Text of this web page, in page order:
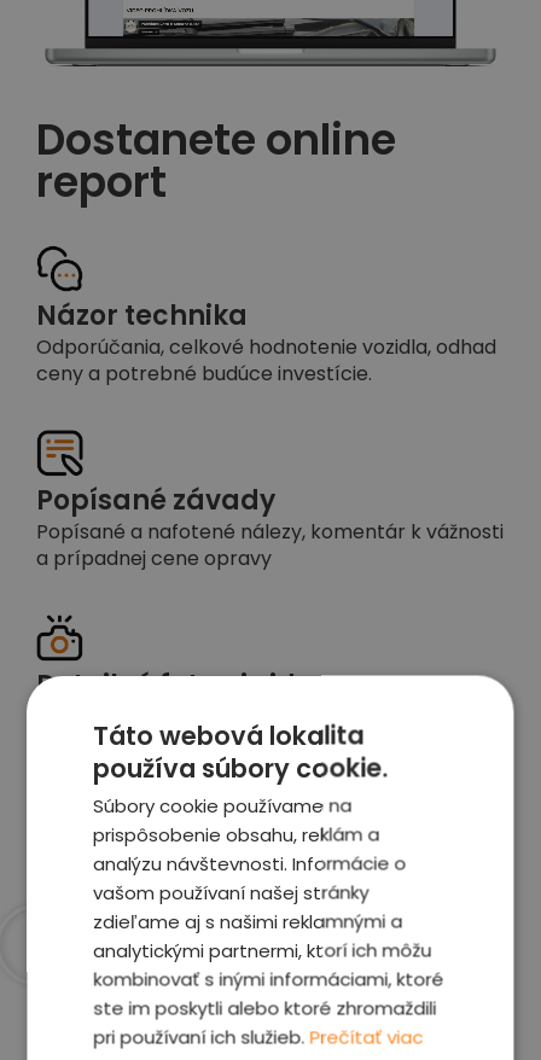
Dostanete online
report
Názor technika
Odporúčania, celkové hodnotenie vozidla, odhad
ceny a potrebné budúce investície.
Popísané závady
Popísané a nafotené nálezy, komentár k vážnosti
a prípadnej cene opravy
Detailné foto aj video
Celé auto z exteriéru aj interiéru nafotíme
vrátane závad a poškodení
Zobraziť report
Prečo sme najlepšia
voľba
Táto webová lokalita
používa súbory cookie.
Súbory cookie používame na
prispôsobenie obsahu, reklám a
analýzu návštevnosti. Informácie o
vašom používaní našej stránky
zdieľame aj s našimi reklamnými a
analytickými partnermi, ktorí ich môžu
kombinovať s inými informáciami, ktoré
ste im poskytli alebo ktoré zhromaždili
pri používaní ich služieb.Prečítať viac